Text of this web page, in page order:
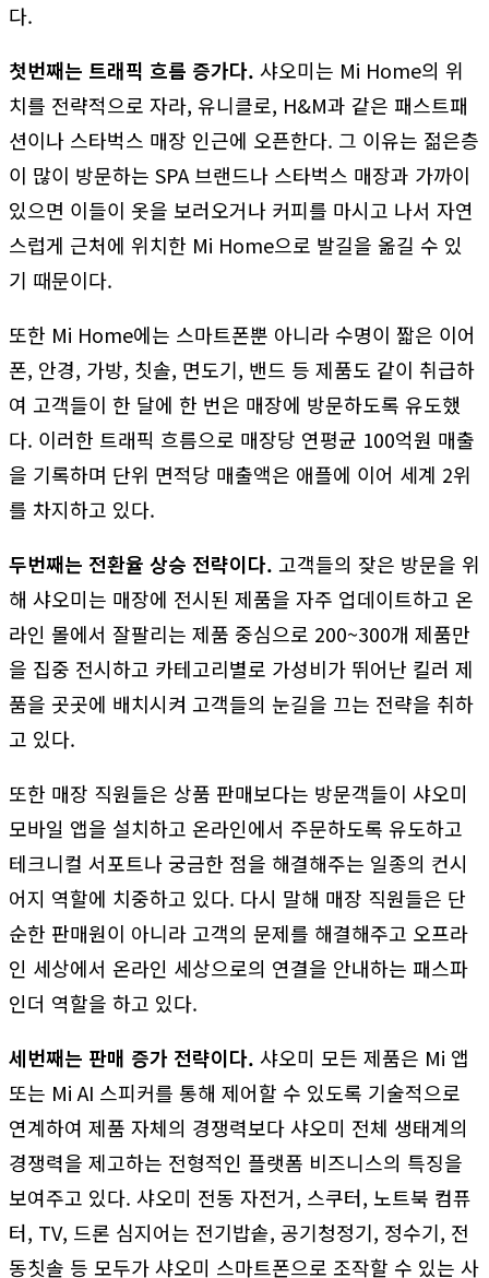
다.
첫번째는 트래픽 흐름 증가다. 샤오미는 Mi Home의 위
치를 전략적으로 자라, 유니클로, H&M과 같은 패스트패
션이나 스타벅스 매장 인근에 오픈한다. 그 이유는 젊은층
이 많이 방문하는 SPA 브랜드나 스타벅스 매장과 가까이
있으면 이들이 옷을 보러오거나 커피를 마시고 나서 자연
스럽게 근처에 위치한 Mi Home으로 발길을 옮길 수 있
기 때문이다.
또한 Mi Home에는 스마트폰뿐 아니라 수명이 짧은 이어
폰, 안경, 가방, 칫솔, 면도기, 밴드 등 제품도 같이 취급하
여 고객들이 한 달에 한 번은 매장에 방문하도록 유도했
다. 이러한 트래픽 흐름으로 매장당 연평균 100억원 매출
을 기록하며 단위 면적당 매출액은 애플에 이어 세계 2위
를 차지하고 있다.
두번째는 전환율 상승 전략이다. 고객들의 잦은 방문을 위
해 샤오미는 매장에 전시된 제품을 자주 업데이트하고 온
라인 몰에서 잘팔리는 제품 중심으로 200~300개 제품만
을 집중 전시하고 카테고리별로 가성비가 뛰어난 킬러 제
품을 곳곳에 배치시켜 고객들의 눈길을 끄는 전략을 취하
고 있다.
또한 매장 직원들은 상품 판매보다는 방문객들이 샤오미
모바일 앱을 설치하고 온라인에서 주문하도록 유도하고
테크니컬 서포트나 궁금한 점을 해결해주는 일종의 컨시
어지 역할에 치중하고 있다. 다시 말해 매장 직원들은 단
순한 판매원이 아니라 고객의 문제를 해결해주고 오프라
인 세상에서 온라인 세상으로의 연결을 안내하는 패스파
인더 역할을 하고 있다.
세번째는 판매 증가 전략이다. 샤오미 모든 제품은 Mi 앱
또는 Mi AI 스피커를 통해 제어할 수 있도록 기술적으로
연계하여 제품 자체의 경쟁력보다 샤오미 전체 생태계의
경쟁력을 제고하는 전형적인 플랫폼 비즈니스의 특징을
보여주고 있다. 샤오미 전동 자전거, 스쿠터, 노트북 컴퓨
터, TV, 드론 심지어는 전기밥솥, 공기청정기, 정수기, 전
동칫솔 등 모두가 샤오미 스마트폰으로 조작할 수 있는 사